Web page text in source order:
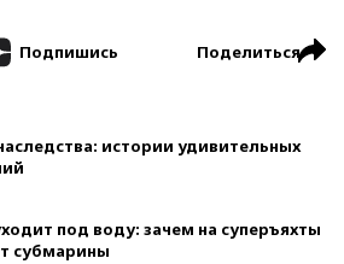
Подпишись Поделиться
истории удивительных
под воду: зачем на суперъяхты
субмарины